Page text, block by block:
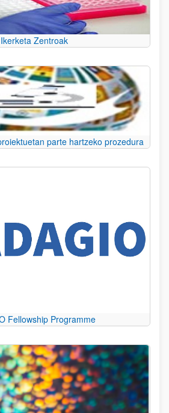
Ikerketa Zentroak
parte hartzeko prozedura
Fellowship Programme